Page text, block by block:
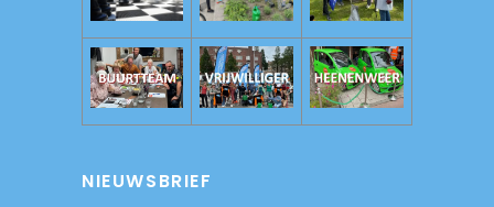
NIEUWSBRIEF